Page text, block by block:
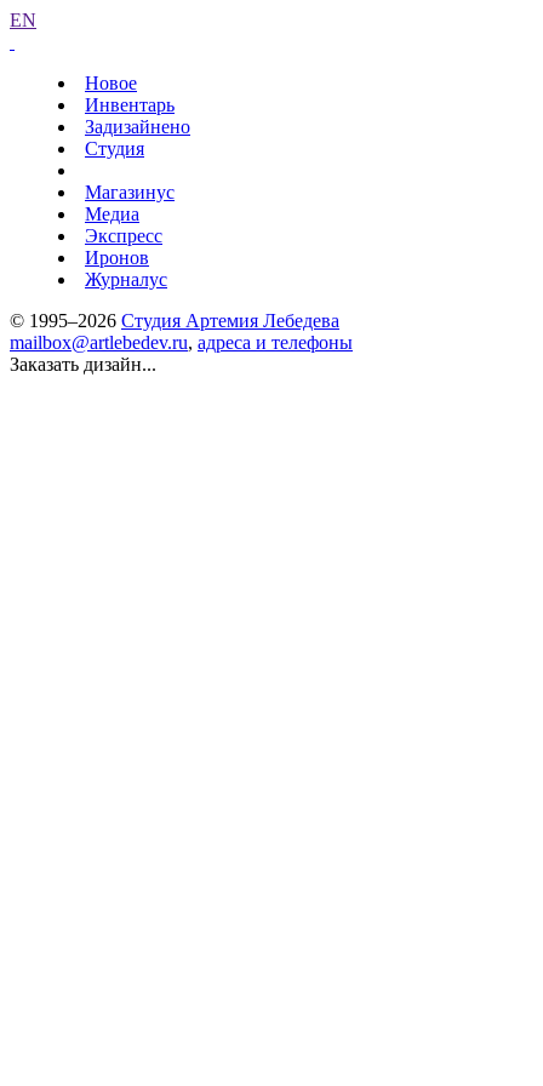
EN
Новое
Инвентарь
Задизайнено
Студия
Магазинус
Медиа
Экспресс
Иронов
Журналус
© 1995–2026 Студия Артемия Лебедева
mailbox@artlebedev.ru, адреса и телефоны
Заказать дизайн...